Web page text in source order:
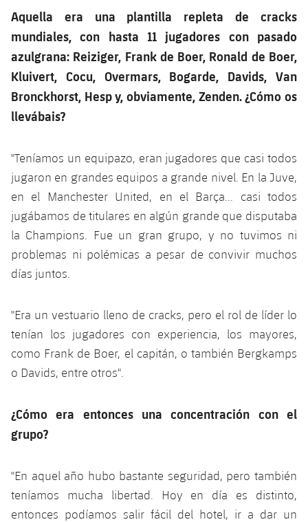
Aquella era una plantilla repleta de cracks
mundiales, con hasta 11 jugadores con pasado
azulgrana: Reiziger, Frank de Boer, Ronald de Boer,
Kluivert, Cocu, Overmars, Bogarde, Davids, Van
Bronckhorst, Hesp y, obviamente, Zenden. ¿Cómo os
llevábais?
"Teníamos un equipazo, eran jugadores que casi todos
jugaron en grandes equipos a grande nivel. En la Juve,
en el Manchester United, en el Barça... casi todos
jugábamos de titulares en algún grande que disputaba
la Champions. Fue un gran grupo, y no tuvimos ni
problemas ni polémicas a pesar de convivir muchos
días juntos.
"Era un vestuario lleno de cracks, pero el rol de líder lo
tenían los jugadores con experiencia, los mayores,
como Frank de Boer, el capitán, o también Bergkamps
o Davids, entre otros".
¿Cómo era entonces una concentración con el
grupo?
"En aquel año hubo bastante seguridad, pero también
teníamos mucha libertad. Hoy en día es distinto,
entonces podíamos salir fácil del hotel, ir a dar un